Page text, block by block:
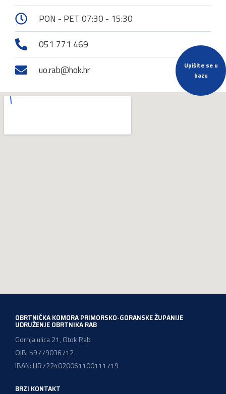
Upišite se u
bazu
PON - PET 07:30 - 15:30
051 771 469
uo.rab@hok.hr
OBRTNIČKA KOMORA PRIMORSKO-GORANSKE ŽUPANIJE
UDRUŽENJE OBRTNIKA RAB
Gornja ulica 21, Otok Rab
OIB: 59779036712
IBAN: HR7224020061100111719
BRZI KONTAKT